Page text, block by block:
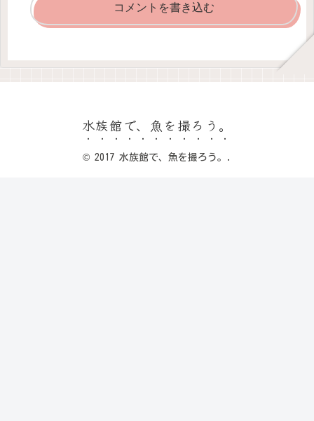
コメントを書き込む
水族館で、魚を撮ろう。
© 2017 水族館で、魚を撮ろう。.